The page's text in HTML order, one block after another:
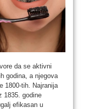
da se aktivni
godina, a njegova
1800-tih. Najranija
1835. godine
efikasan u